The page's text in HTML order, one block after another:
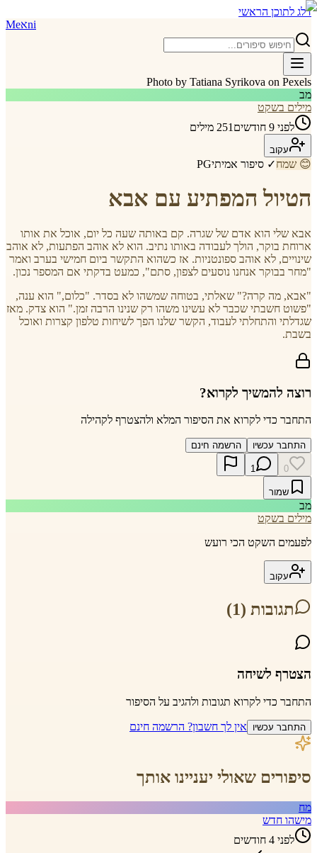
דלג לתוכן הראשי
Meאni
Photo by Tatiana Syrikova on Pexels
מב
מילים בשקט
לפני 9 חודשים
251 מילים
עקוב
😊 שמח✓ סיפור אמיתיPG
הטיול המפתיע עם אבא
אבא שלי הוא אדם של שגרה. קם באותה שעה כל יום, אוכל את אותו
ארוחת בוקר, הולך לעבודה באותו נתיב. הוא לא אוהב הפתעות, לא אוהב
שינויים, לא אוהב ספונטניות. אז כשהוא התקשר ביום חמישי בערב ואמר
"מחר בבוקר אנחנו נוסעים לצפון, סתם", כמעט בדקתי אם המספר נכון.
"אבא, מה קרה?" שאלתי, בטוחה שמשהו לא בסדר. "כלום," הוא ענה,
"פשוט חשבתי שכבר לא עשינו משהו רק שנינו הרבה זמן." הוא צדק. מאז
שגדלתי והתחלתי לעבוד, הקשר שלנו הפך לשיחות טלפון קצרות ואוכל
בשבת.
רוצה להמשיך לקרוא?
התחבר כדי לקרוא את הסיפור המלא ולהצטרף לקהילה
התחבר עכשיו הרשמה חינם
0
1
שמור
מב
מילים בשקט
לפעמים השקט הכי רועש
עקוב
תגובות (1
)
הצטרף לשיחה
התחבר כדי לקרוא תגובות ולהגיב על הסיפור
התחבר עכשיו אין לך חשבון? הרשמה חינם
סיפורים שאולי יעניינו אותך
מח
מישהו חדש
לפני 4 חודשים